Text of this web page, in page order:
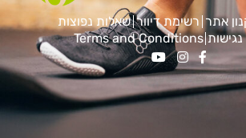
אתר רשימת דיוור שאלות נפוצות
Terms and Conditions